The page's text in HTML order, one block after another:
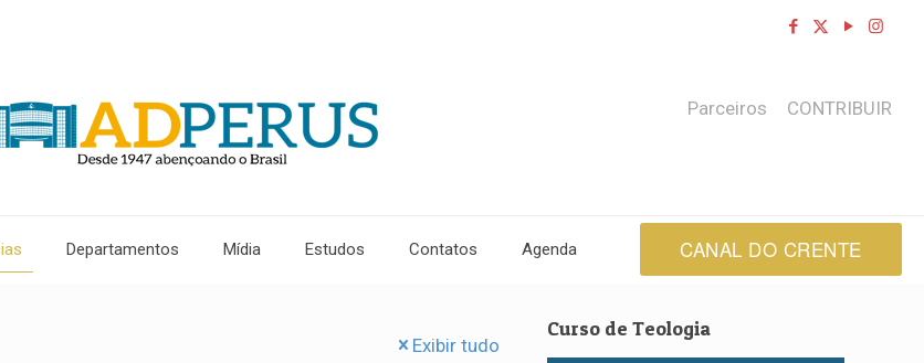
Departamentos Mídia Estudos Contatos Agenda
Parceiros CONTRIBUIR
CANAL DO CRENTE
Exibir tudo
Curso de Teologia